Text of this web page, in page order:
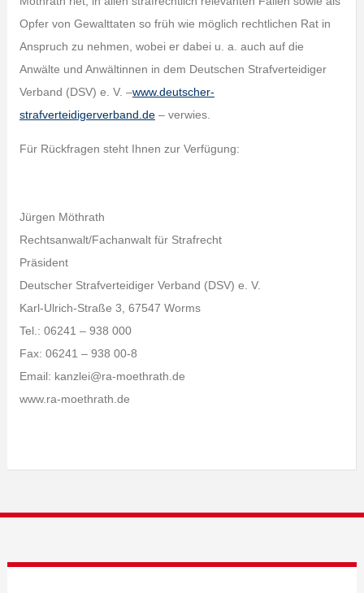
Opfer von Gewalttaten so früh wie möglich rechtlichen Rat in
Anspruch zu nehmen, wobei er dabei u. a. auch auf die
Anwälte und Anwältinnen in dem Deutschen Strafverteidiger
Verband (DSV) e. V. –www.deutscher-
strafverteidigerverband.de– verwies.
Für Rückfragen steht Ihnen zur Verfügung:
Jürgen Möthrath
Rechtsanwalt/Fachanwalt für Strafrecht
Präsident
Deutscher Strafverteidiger Verband (DSV) e. V.
Karl-Ulrich-Straße 3, 67547 Worms
Tel.: 06241 – 938 000
Fax: 06241 – 938 00-8
Email: kanzlei@ra-moethrath.de
www.ra-moethrath.de